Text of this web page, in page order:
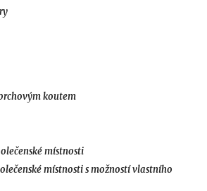
koutem
místnosti
místnosti s možností vlastního